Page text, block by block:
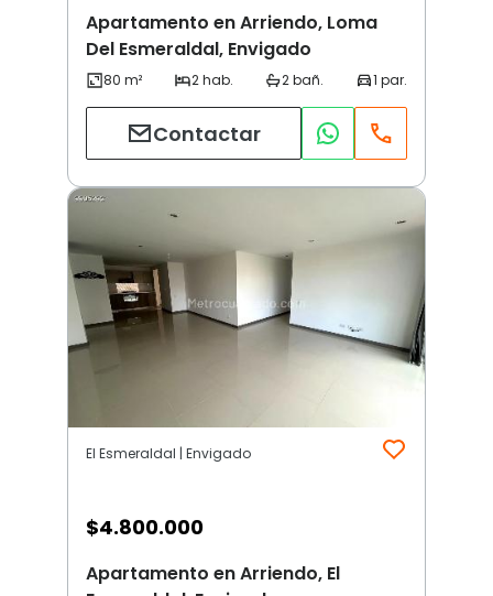
Apartamento en Arriendo, Loma
Del Esmeraldal, Envigado
Contactar
El Esmeraldal | Envigado
$4.800.000
Apartamento en Arriendo, El